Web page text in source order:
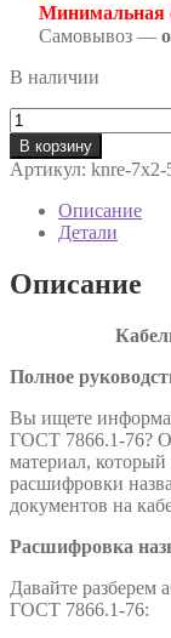
Минимальная
Самовывоз —
В наличии
Количество
товара
КНРЭ
7х2,5
ГОСТ
7866.1-
В корзину
Артикул: knre-7х2-
Описание
Детали
Описание
Полное
Вы ищете
ГОСТ 7866.1-76?
материал,
расшифровки
документов на
Расшифровка
Давайте разберем
ГОСТ 7866.1-76: